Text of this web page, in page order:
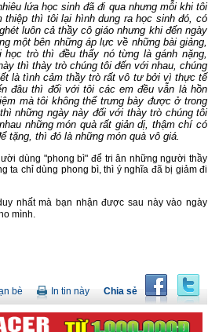
lứa học sinh đã đi qua nhưng mỗi khi tôi
thì tôi lại hình dung ra học sinh đó, có
luôn cả thầy cô giáo nhưng khi đến ngày
một bên những áp lực về những bài giảng,
trò thì đều thấy nó từng là gánh nặng,
thì thày trò chúng tôi đến với nhau, chúng
là tình cảm thầy trò rất vô tư bởi vì thực tế
đâu thì đối với tôi các em đều vẫn là hồn
mà tôi không thể trưng bày được ở trong
những ngày này đối với thày trò chúng tôi
những món quà rất giản dị, thậm chí có
tặng, thì đó là những món quà vô giá.
dùng "phong bì" để tri ân những người thầy
ta chỉ dùng phong bì, thì ý nghĩa đã bị giảm đi
nhất mà bạn nhận được sau này vào ngày
mình.
Chia sẻ
In tin này
bè